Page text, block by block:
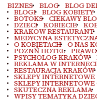
BIZNES BLOG BLOG
BLOGI BLOG KOBIETY
BOTOKS CIEKAWY
DZIECI KOBIECIE
KRAKOW RESTAURANT
MEDYCYNA
O KOBIETACH O NAS
POZNŃ HOTEL PRAWO
PSYCHOLOG KRAKÓW
REKLAMA W
RESTAURACJA KRAKÓW
SKLEPY INTERNETOWE
SKLEPY INTERNETOWE
SKUTECZNA REKLAMA
WPISY TEMATYKA